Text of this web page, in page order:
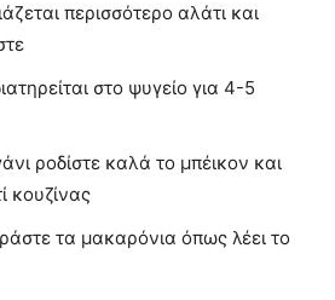
περισσότερο αλάτι και
στο ψυγείο για 4-5
ροδίστε καλά το μπέικον και
κουζίνας
τα μακαρόνια όπως λέει το